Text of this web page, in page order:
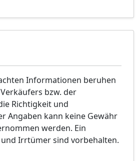
Informationen beruhen
bzw. der
Richtigkeit und
Angaben kann keine Gewähr
werden. Ein
Irrtümer sind vorbehalten.